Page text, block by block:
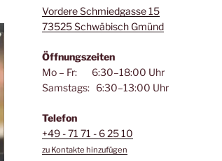
Vordere Schmiedgasse 15
73525 Schwäbisch Gmünd
Öffnungszeiten
Mo – Fr: 6:30–18:00 Uhr
Samstags: 6:30–13:00 Uhr
Telefon
+49 - 71 71 - 6 25 10
zu Kontakte hinzufügen